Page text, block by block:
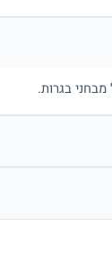
בגרות.